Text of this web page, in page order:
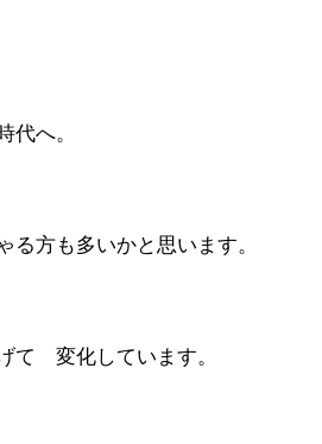
代へ。
る方も多いかと思います。
て 変化しています。